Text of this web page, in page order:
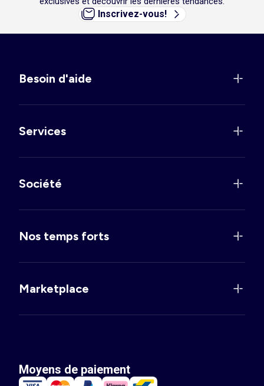
Inscrivez-vous!
Besoin d'aide
Services
Société
Nos temps forts
Marketplace
Moyens de paiement